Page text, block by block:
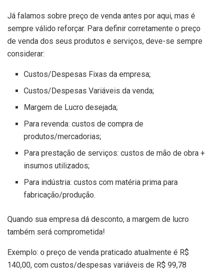
Já falamos sobre preço de venda antes por aqui, mas é
sempre válido reforçar. Para definir corretamente o preço
de venda dos seus produtos e serviços, deve-se sempre
considerar:
Custos/Despesas Fixas da empresa;
Custos/Despesas Variáveis da venda;
Margem de Lucro desejada;
Para revenda: custos de compra de
produtos/mercadorias;
Para prestação de serviços: custos de mão de obra +
insumos utilizados;
Para indústria: custos com matéria prima para
fabricação/produção.
Quando sua empresa dá desconto, a margem de lucro
também será comprometida!
Exemplo: o preço de venda praticado atualmente é R$
140,00, com custos/despesas variáveis de R$ 99,78